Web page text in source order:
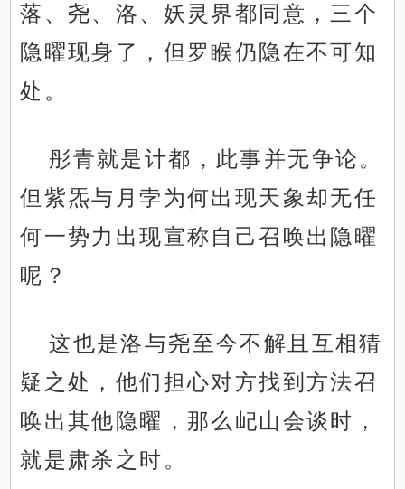
落、尧、洛、妖灵界都同意，三个
隐曜现身了，但罗睺仍隐在不可知
处。
彤青就是计都，此事并无争论。
但紫炁与月孛为何出现天象却无任
何一势力出现宣称自己召唤出隐曜
呢？
这也是洛与尧至今不解且互相猜
疑之处，他们担心对方找到方法召
唤出其他隐曜，那么屺山会谈时，
就是肃杀之时。